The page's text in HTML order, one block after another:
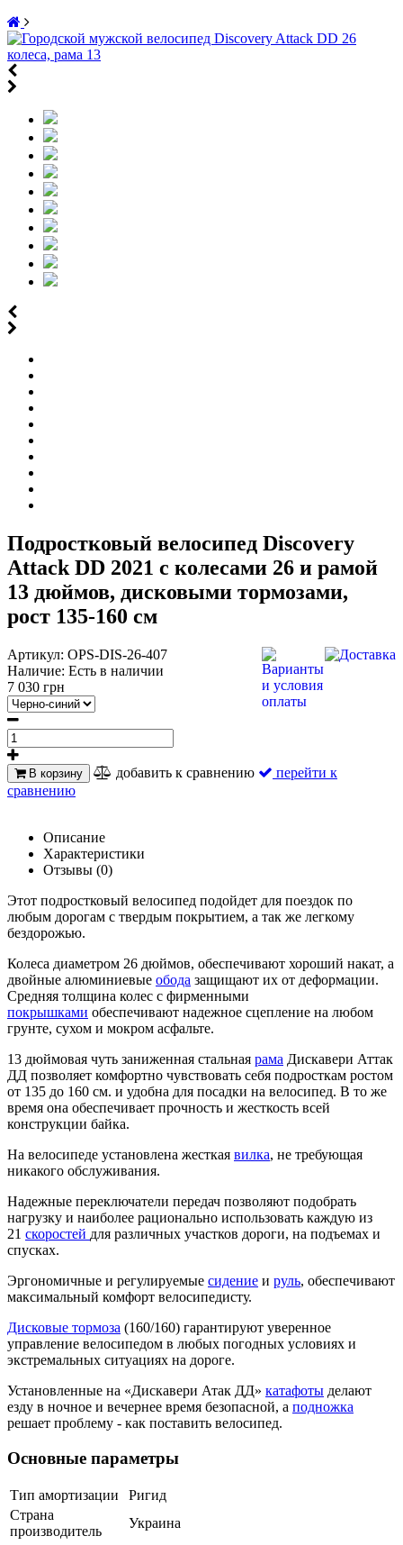
Подростковый велосипед Discovery
Attack DD 2021 с колесами 26 и рамой
13 дюймов, дисковыми тормозами,
рост 135-160 см
Артикул: OPS-DIS-26-407
Наличие: Есть в наличии
7 030 грн
В корзину добавить к сравнению
перейти к
сравнению
Описание
Характеристики
Отзывы (0)
Этот подростковый велосипед подойдет для поездок по
любым дорогам с твердым покрытием, а так же легкому
бездорожью.
Колеса диаметром 26 дюймов, обеспечивают хороший накат, а
двойные алюминиевые обода защищают их от деформации.
Средняя толщина колес с фирменными
покрышками обеспечивают надежное сцепление на любом
грунте, сухом и мокром асфальте.
13 дюймовая чуть заниженная стальная рама Дискавери Аттак
ДД позволяет комфортно чувствовать себя подросткам ростом
от 135 до 160 см. и удобна для посадки на велосипед. В то же
время она обеспечивает прочность и жесткость всей
конструкции байка.
На велосипеде установлена жесткая вилка, не требующая
никакого обслуживания.
Надежные переключатели передач позволяют подобрать
нагрузку и наиболее рационально использовать каждую из
21 скоростей для различных участков дороги, на подъемах и
спусках.
Эргономичные и регулируемые сидение и руль, обеспечивают
максимальный комфорт велосипедисту.
Дисковые тормоза (160/160) гарантируют уверенное
управление велосипедом в любых погодных условиях и
экстремальных ситуациях на дороге.
Установленные на «Дискавери Атак ДД» катафоты делают
езду в ночное и вечернее время безопасной, а подножка
решает проблему - как поставить велосипед.
Основные параметры
Тип амортизации
Ригид
Страна
производитель
Украина